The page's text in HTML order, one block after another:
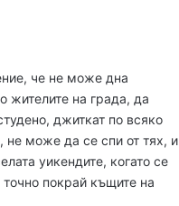
че не може дна
жителите на града, да
джиткат по всяко
не може да се спи от тях, и
уикендите, когато се
покрай къщите на